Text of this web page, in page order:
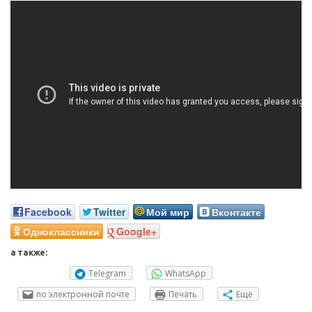
Facebook Twitter Мой мир
Вконтакте
Одноклассники
Google+
а также:
Telegram
WhatsApp
по электронной почте
Печать Ещё